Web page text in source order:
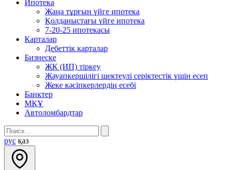
Ипотека
Жаңа тұрғын үйге ипотека
Қолданыстағы үйге ипотека
7-20-25 ипотекасы
Карталар
Дебеттік карталар
Бизнеске
ЖК (ИП) тіркеу
Жауапкершілігі шектеулі серіктестік үшін есеп
Жеке кәсіпкерлердің есебі
Банктер
МҚҰ
Автоломбардтар
рус қаз